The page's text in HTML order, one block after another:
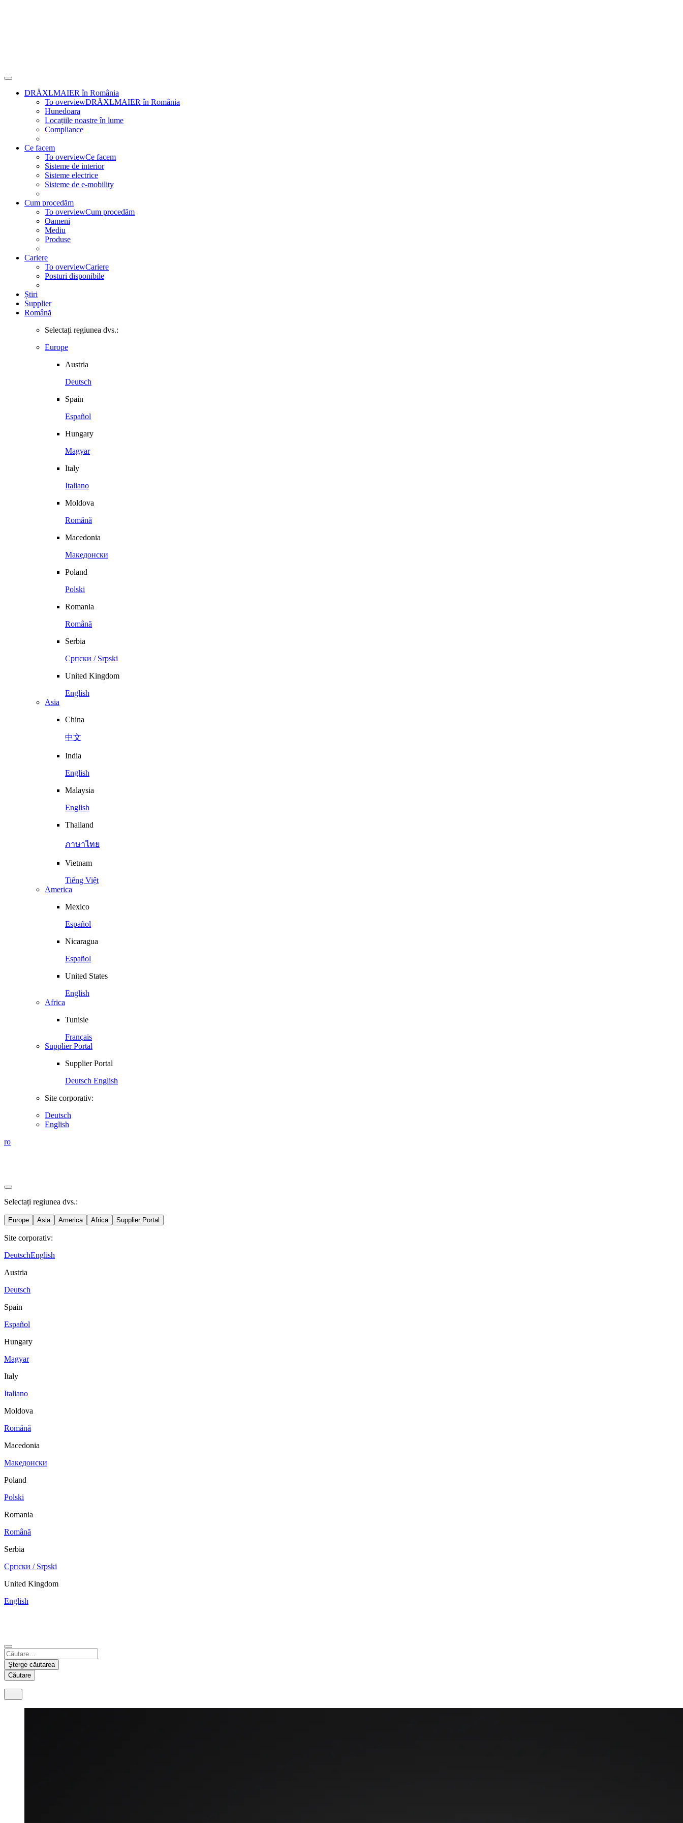
DRÄXLMAIER în România
To overviewDRÄXLMAIER în România
Hunedoara
Locațiile noastre în lume
Compliance
Ce facem
To overviewCe facem
Sisteme de interior
Sisteme electrice
Sisteme de e-mobility
Cum procedăm
To overviewCum procedăm
Oameni
Mediu
Produse
Cariere
To overviewCariere
Posturi disponibile
Știri
Supplier
Română
Selectați regiunea dvs.:
Europe
Austria
Deutsch
Spain
Español
Hungary
Magyar
Italy
Italiano
Moldova
Română
Macedonia
Македонски
Poland
Polski
Romania
Română
Serbia
Српски / Srpski
United Kingdom
English
Asia
China
中文
India
English
Malaysia
English
Thailand
ภาษาไทย
Vietnam
Tiếng Việt
America
Mexico
Español
Nicaragua
Español
United States
English
Africa
Tunisie
Français
Supplier Portal
Supplier Portal
Deutsch English
Site corporativ:
Deutsch
English
ro
Selectați regiunea dvs.:
Europe Asia America Africa Supplier Portal
Site corporativ:
DeutschEnglish
Austria
Deutsch
Spain
Español
Hungary
Magyar
Italy
Italiano
Moldova
Română
Macedonia
Македонски
Poland
Polski
Romania
Română
Serbia
Српски / Srpski
United Kingdom
English
India
English
Malaysia
English
Nicaragua
Español
United States
Șterge căutarea
Căutare